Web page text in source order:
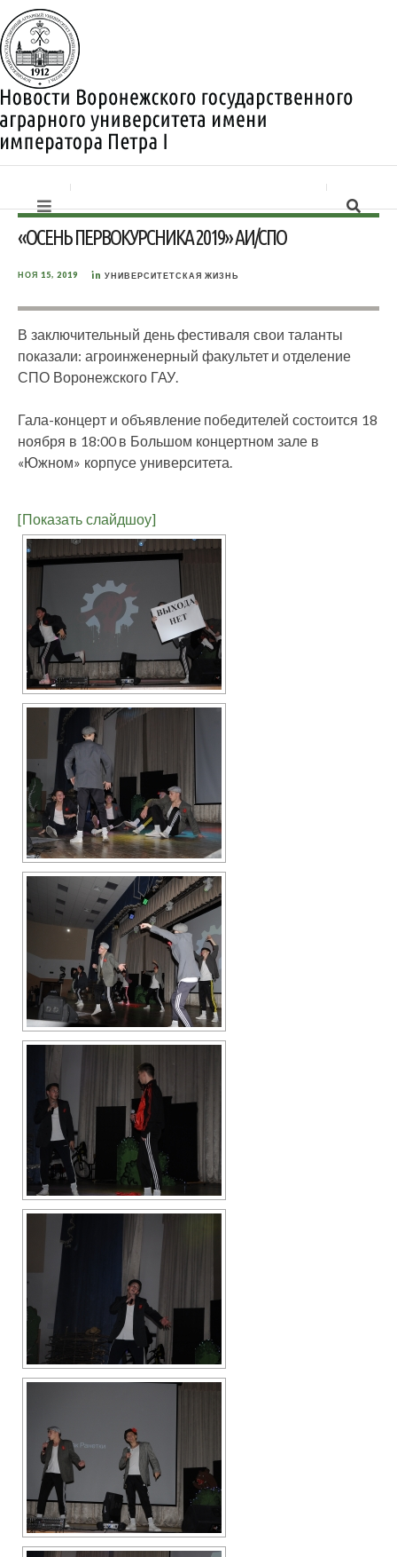
«ОСЕНЬ ПЕРВОКУРСНИКА 2019» АИ/СПО
НОЯ 15, 2019 in УНИВЕРСИТЕТСКАЯ ЖИЗНЬ
В заключительный день фестиваля свои таланты
показали: агроинженерный факультет и отделение
СПО Воронежского ГАУ.
Гала-концерт и объявление победителей состоится 18
ноября в 18:00 в Большом концертном зале в
«Южном» корпусе университета.
[Показать слайдшоу]